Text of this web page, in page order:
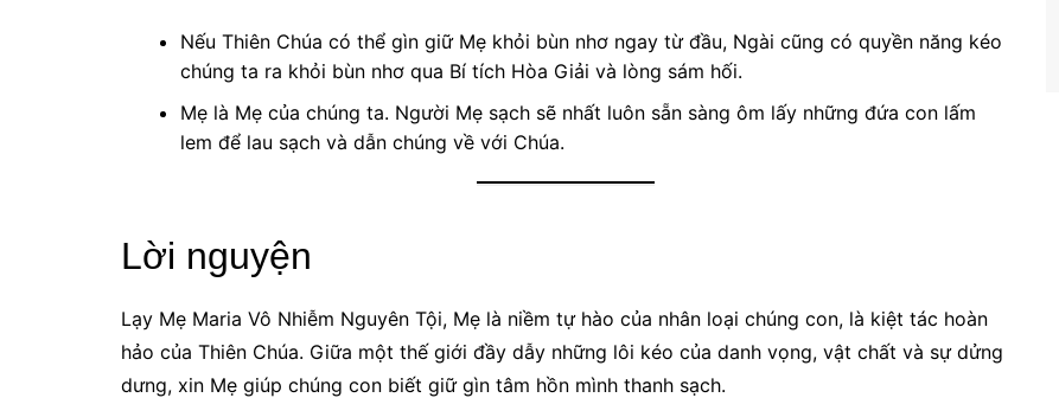
Nếu Thiên Chúa có thể gìn giữ Mẹ khỏi bùn nhơ ngay từ đầu, Ngài cũng có quyền năng kéo
chúng ta ra khỏi bùn nhơ qua Bí tích Hòa Giải và lòng sám hối.
Mẹ là Mẹ của chúng ta. Người Mẹ sạch sẽ nhất luôn sẵn sàng ôm lấy những đứa con lấm
lem để lau sạch và dẫn chúng về với Chúa.
Lời nguyện
Lạy Mẹ Maria Vô Nhiễm Nguyên Tội, Mẹ là niềm tự hào của nhân loại chúng con, là kiệt tác hoàn
hảo của Thiên Chúa. Giữa một thế giới đầy dẫy những lôi kéo của danh vọng, vật chất và sự dửng
dưng, xin Mẹ giúp chúng con biết giữ gìn tâm hồn mình thanh sạch.